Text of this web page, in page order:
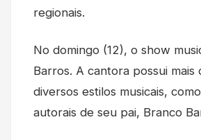
regionais.
No domingo (12), o show
Barros. A cantora possui
diversos estilos musicais,
autorais de seu pai, Branco